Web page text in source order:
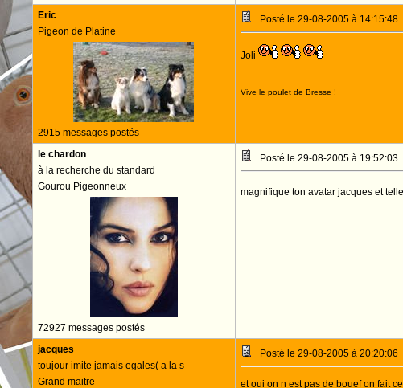
Eric
Pigeon de Platine
2915 messages postés
Posté le 29-08-2005 à 14:15:48
Joli
--------------------
Vive le poulet de Bresse !
le chardon
à la recherche du standard
Gourou Pigeonneux
72927 messages postés
Posté le 29-08-2005 à 19:52:03
magnifique ton avatar jacques et
jacques
toujour imite jamais egales( a la s
Grand maitre
Posté le 29-08-2005 à 20:20:06
et oui on n est pas de bouef on fait